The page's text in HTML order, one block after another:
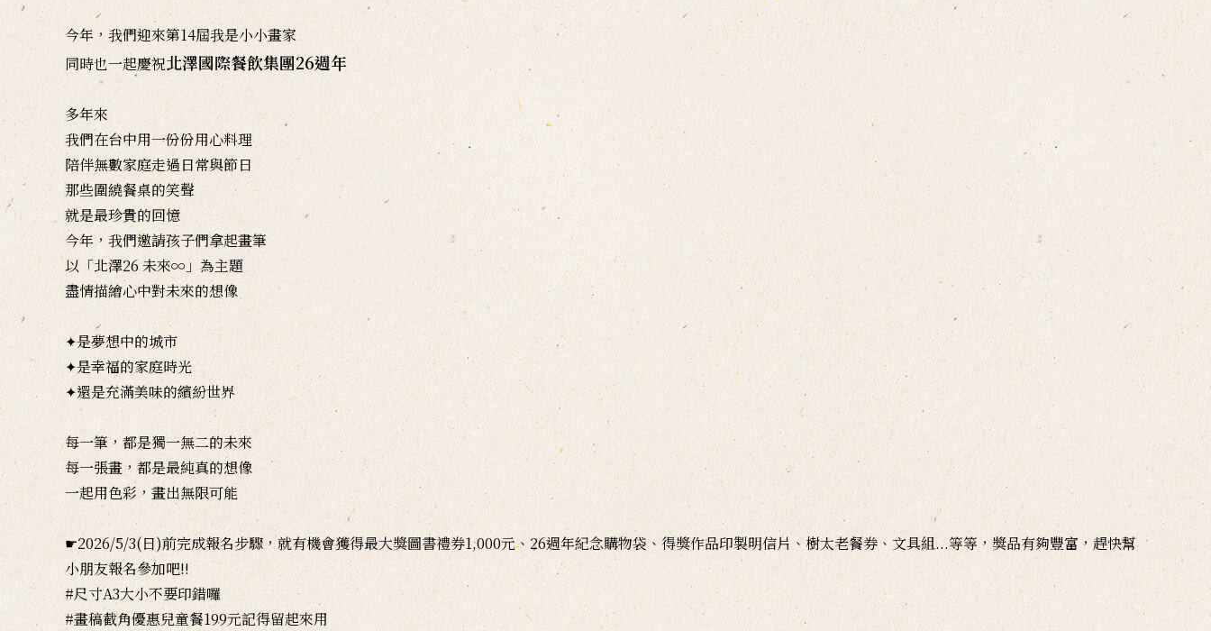
今年，我們迎來第14屆我是小小畫家
同時也一起慶祝北澤國際餐飲集團26週年
多年來
我們在台中用一份份用心料理
陪伴無數家庭走過日常與節日
那些圍繞餐桌的笑聲
就是最珍貴的回憶
今年，我們邀請孩子們拿起畫筆
以「北澤26 未來∞」為主題
盡情描繪心中對未來的想像
✦是夢想中的城市
✦是幸福的家庭時光
✦還是充滿美味的繽紛世界
每一筆，都是獨一無二的未來
每一張畫，都是最純真的想像
一起用色彩，畫出無限可能
☛2026/5/3(日)前完成報名步驟，就有機會獲得最大獎圖書禮券1,000元、26週年紀念購物袋、得獎作品印製明信片、樹太老餐券、文具組...等等，獎品有夠豐富，趕快幫
小朋友報名參加吧!!
#尺寸A3大小不要印錯囉
#畫稿截角優惠兒童餐199元記得留起來用